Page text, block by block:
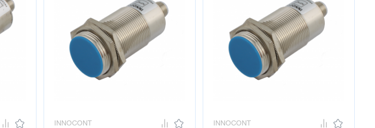
INNOCONT INNOCONT